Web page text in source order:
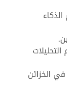
الخزائن